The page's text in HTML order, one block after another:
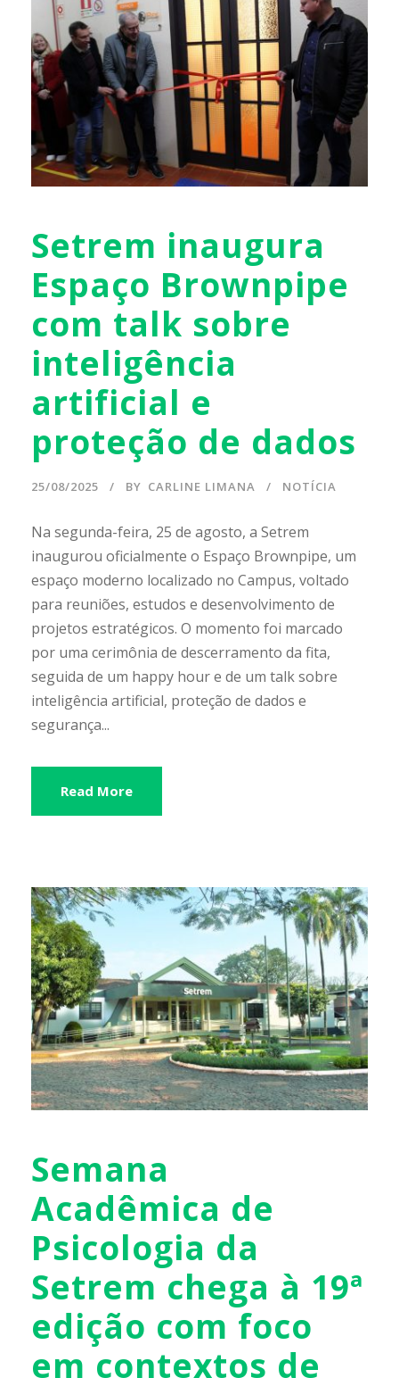
Setrem inaugura
Espaço Brownpipe
com talk sobre
inteligência
artificial e
proteção de dados
25/08/2025 BY CARLINE LIMANA NOTÍCIA
Na segunda-feira, 25 de agosto, a Setrem
inaugurou oficialmente o Espaço Brownpipe, um
espaço moderno localizado no Campus, voltado
para reuniões, estudos e desenvolvimento de
projetos estratégicos. O momento foi marcado
por uma cerimônia de descerramento da fita,
seguida de um happy hour e de um talk sobre
inteligência artificial, proteção de dados e
segurança...
Read More
Semana
Acadêmica de
Psicologia da
Setrem chega à 19ª
edição com foco
em contextos de